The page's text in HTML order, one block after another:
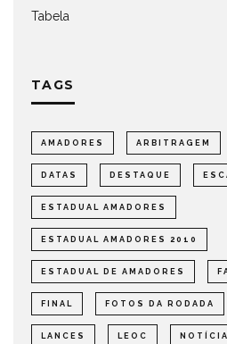
Tabela
TAGS
AMADORES ARBITRAGEM
DATAS DESTAQUE
ESTADUAL AMADORES
ESTADUAL AMADORES 2010
ESTADUAL DE AMADORES
FINAL FOTOS DA RODADA
LANCES LEOC